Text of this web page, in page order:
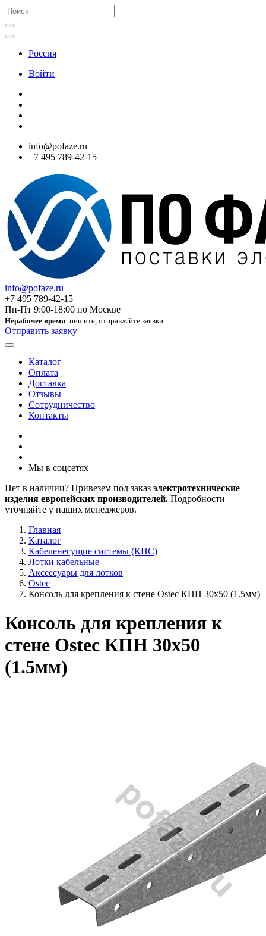
Россия
Войти
info@pofaze.ru
+7 495 789-42-15
info@pofaze.ru
+7 495 789-42-15
Пн-Пт 9:00-18:00 по Москве
Нерабочее время: пишите, отправляйте заявки
Отправить заявку
Каталог
Оплата
Доставка
Отзывы
Сотрудничество
Контакты
Мы в соцсетях
Нет в наличии? Привезем под заказ электротехнические
изделия европейских производителей. Подробности
уточняйте у наших менеджеров.
Главная
Каталог
Кабеленесущие системы (КНС)
Лотки кабельные
Аксессуары для лотков
Ostec
Консоль для крепления к стене Ostec КПН 30х50 (1.5мм)
Консоль для крепления к
стене Ostec КПН 30х50
(1.5мм)